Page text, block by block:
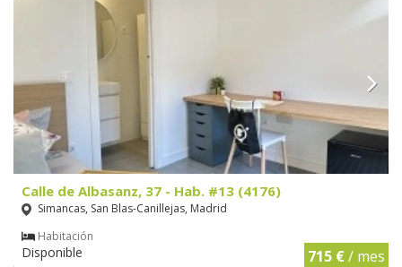
Calle de Albasanz, 37 - Hab. #13 (4176)
Simancas, San Blas-Canillejas, Madrid
Habitación
Disponible 715 €/ mes